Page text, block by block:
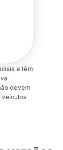
e têm
devem
veículos